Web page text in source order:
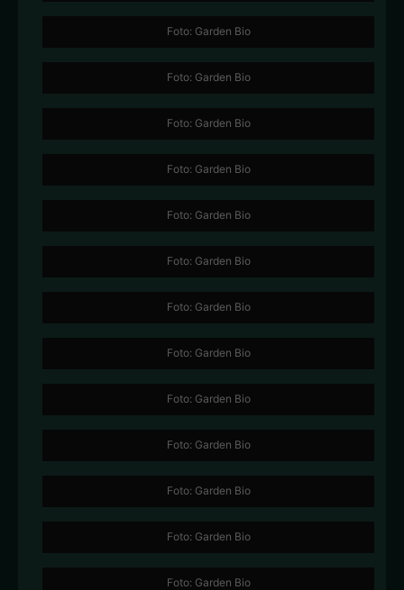
Foto: Garden Bio
Foto: Garden Bio
Foto: Garden Bio
Foto: Garden Bio
Foto: Garden Bio
Foto: Garden Bio
Foto: Garden Bio
Foto: Garden Bio
Foto: Garden Bio
Foto: Garden Bio
Foto: Garden Bio
Foto: Garden Bio
Foto: Garden Bio